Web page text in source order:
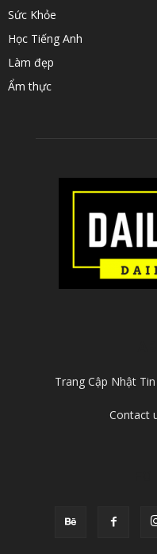
Sức Khỏe
Học Tiếng Anh
Làm đẹp
Ẩm thực
Trang Cập Nhật
Contact